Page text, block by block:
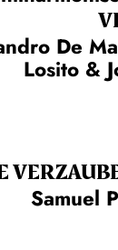
De
Losito &
Samuel